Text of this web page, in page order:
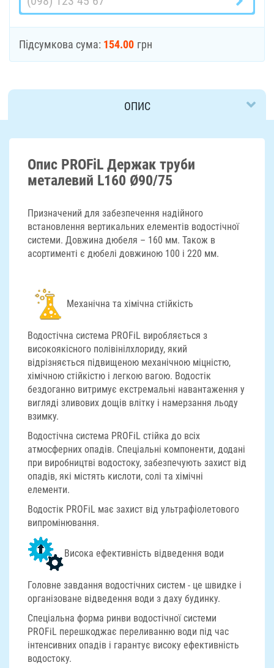
Підсумкова сума: 154.00 грн
ОПИС
ДОСТАВКА
Опис PROFiL Держак труби
металевий L160 Ø90/75
Призначений для забезпечення надійного
встановлення вертикальних елементів водостічної
системи. Довжина дюбеля – 160 мм. Також в
асортименті є дюбелі довжиною 100 і 220 мм.
Механічна та хімічна стійкість
Водостічна система PROFiL виробляється з
високоякісного полівінілхлориду, який
відрізняється підвищеною механічною міцністю,
хімічною стійкістю і легкою вагою. Водостік
бездоганно витримує екстремальні навантаження у
вигляді зливових дощів влітку і намерзання льоду
взимку.
Водостічна система PROFiL стійка до всіх
атмосферних опадів. Спеціальні компоненти, додані
при виробництві водостоку, забезпечують захист від
опадів, які містять кислоти, солі та хімічні
елементи.
Водостік PROFiL має захист від ультрафіолетового
випромінювання.
Висока ефективність відведення води
Головне завдання водостічних систем - це швидке і
організоване відведення води з даху будинку.
Спеціальна форма ринви водостічної системи
PROFiL перешкоджає переливанню води під час
інтенсивних опадів і гарантує високу ефективність
водостоку.